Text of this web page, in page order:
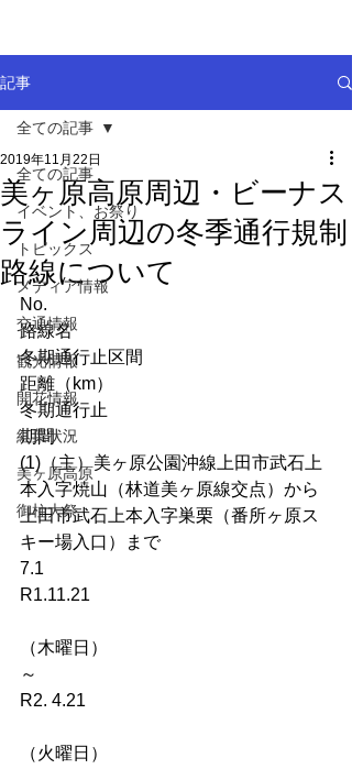
記事
全ての記事
イベント、お祭り
トピックス
メディア情報
交通情報
観光情報
開花情報
紅葉状況
美ヶ原高原
御柱大祭
全ての記事
美ヶ原高原周辺・ビーナス
ライン周辺の冬季通行規制
路線について
2019年11月22日
No.
路線名
冬期通行止区間
距離（km）
冬期通行止
期間
(1)（主）美ヶ原公園沖線上田市武石上
本入字焼山（林道美ヶ原線交点）から
上田市武石上本入字巣栗（番所ヶ原ス
キー場入口）まで
7.1
R1.11.21
（木曜日）
～
R2. 4.21
（火曜日）